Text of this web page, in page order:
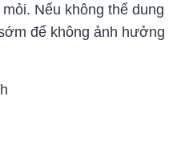
Nếu không thể dung
để không ảnh hưởng